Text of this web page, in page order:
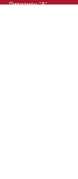
Дивизион "А"